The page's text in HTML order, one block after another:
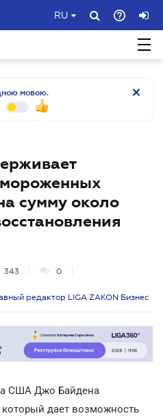
RU
мовою.
сумму около
343 0
редактор LIGA ZAKON Бизнес
США Джо Байдена
дает возможность